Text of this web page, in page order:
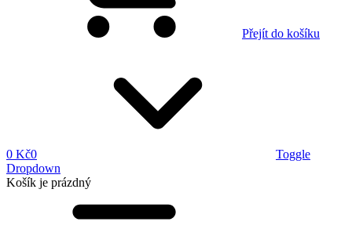
Přejít do košíku
0 Kč0
Toggle
Dropdown
Košík je prázdný